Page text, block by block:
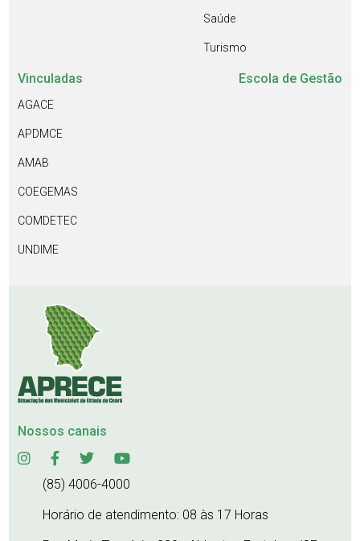
Saúde
Turismo
Vinculadas
AGACE
APDMCE
AMAB
COEGEMAS
COMDETEC
UNDIME
Escola de Gestão
Nossos canais
(85) 4006-4000
Horário de atendimento: 08 às 17 Horas